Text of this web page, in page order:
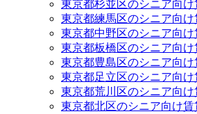
東京都杉並区のシニア向け
東京都練馬区のシニア向け
東京都中野区のシニア向け
東京都板橋区のシニア向け
東京都豊島区のシニア向け
東京都足立区のシニア向け
東京都荒川区のシニア向け
東京都北区のシニア向け賃